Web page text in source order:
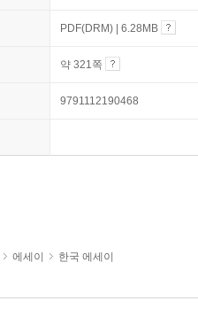
PDF(DRM) | 6.28MB
약 321쪽
9791112190468
에세이 한국 에세이